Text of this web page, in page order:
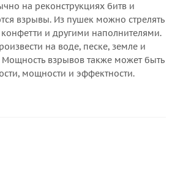
на реконструкциях битв и
взрывы. Из пушек можно стрелять
и другими наполнителями.
на воде, песке, земле и
взрывов также может быть
мощности и эффектности.